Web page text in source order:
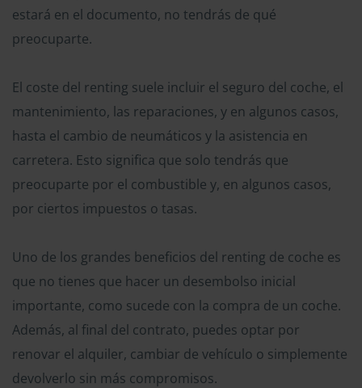
estará en el documento, no tendrás de qué
preocuparte.
El coste del renting suele incluir el seguro del coche, el
mantenimiento, las reparaciones, y en algunos casos,
hasta el cambio de neumáticos y la asistencia en
carretera. Esto significa que solo tendrás que
preocuparte por el combustible y, en algunos casos,
por ciertos impuestos o tasas.
Uno de los grandes beneficios del renting de coche es
que no tienes que hacer un desembolso inicial
importante, como sucede con la compra de un coche.
Además, al final del contrato, puedes optar por
renovar el alquiler, cambiar de vehículo o simplemente
devolverlo sin más compromisos.